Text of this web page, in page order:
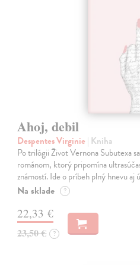
Ahoj, debil
Despentes Virginie | Kniha
Po trilógii Život Vernona Subutexa
románom, ktorý pripomína
známostí. Ide o príbeh plný hnevu aj
Na sklade ?
22,33 €
23,50 € ?